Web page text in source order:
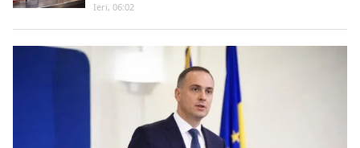
Ieri, 06:02